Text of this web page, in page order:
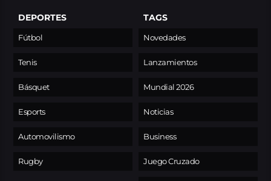
DEPORTES
Fútbol
Tenis
Básquet
Esports
Automovilismo
Rugby
TAGS
Novedades
Lanzamientos
Mundial 2026
Noticias
Business
Juego Cruzado